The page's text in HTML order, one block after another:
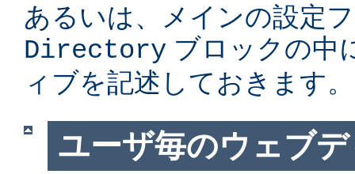
あるいは、メインの設定
Directory ブロックの中
ィブを記述しておきます。
ユーザ毎のウェブ